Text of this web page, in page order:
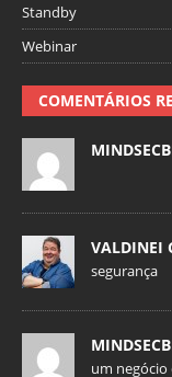
Standby
Webinar
COMENTÁRIOS
VALDINEI
segurança
um negócio